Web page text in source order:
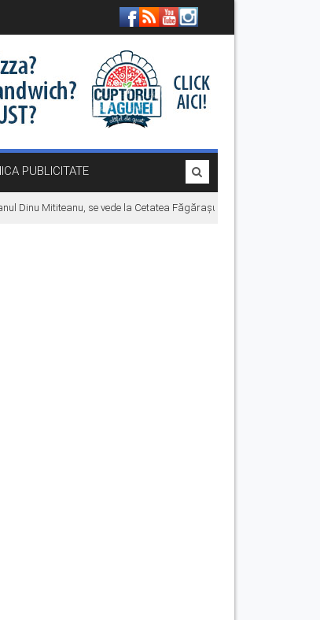
PUBLICITATE
Dinu Mititeanu, se vede la Cetatea Făgărașului, înainte de premiera în